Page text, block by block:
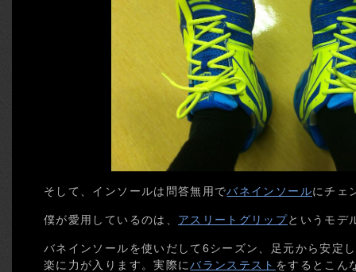
そして、インソールは問答無用でバネインソールにチェ
僕が愛用しているのは、 アスリートグリップ というモデ
バネインソールを使いだして6シーズン、足元から安定
楽に力が入ります。実際にバランステスト をするとこん